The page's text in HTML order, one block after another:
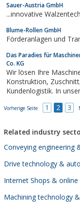
Bockrollen, Schwerlastrollen, Apparaterollen, Hubwagenrollen,
Produkte zur
Sauer-Austria GmbH
...innovative
Blume-Rollen GmbH
Förderanlagen und
Das Paradies für
Co. KG
Wir lösen Ihre
Konstruktion, Zuschnitt, Anarbeitung, Fertigung, Montage und
Kundenlogistik. In
Vorherige Seite 1 2 3
Related industry
Conveying engineering
Drive technology &
Internet Shops &
Machining technology